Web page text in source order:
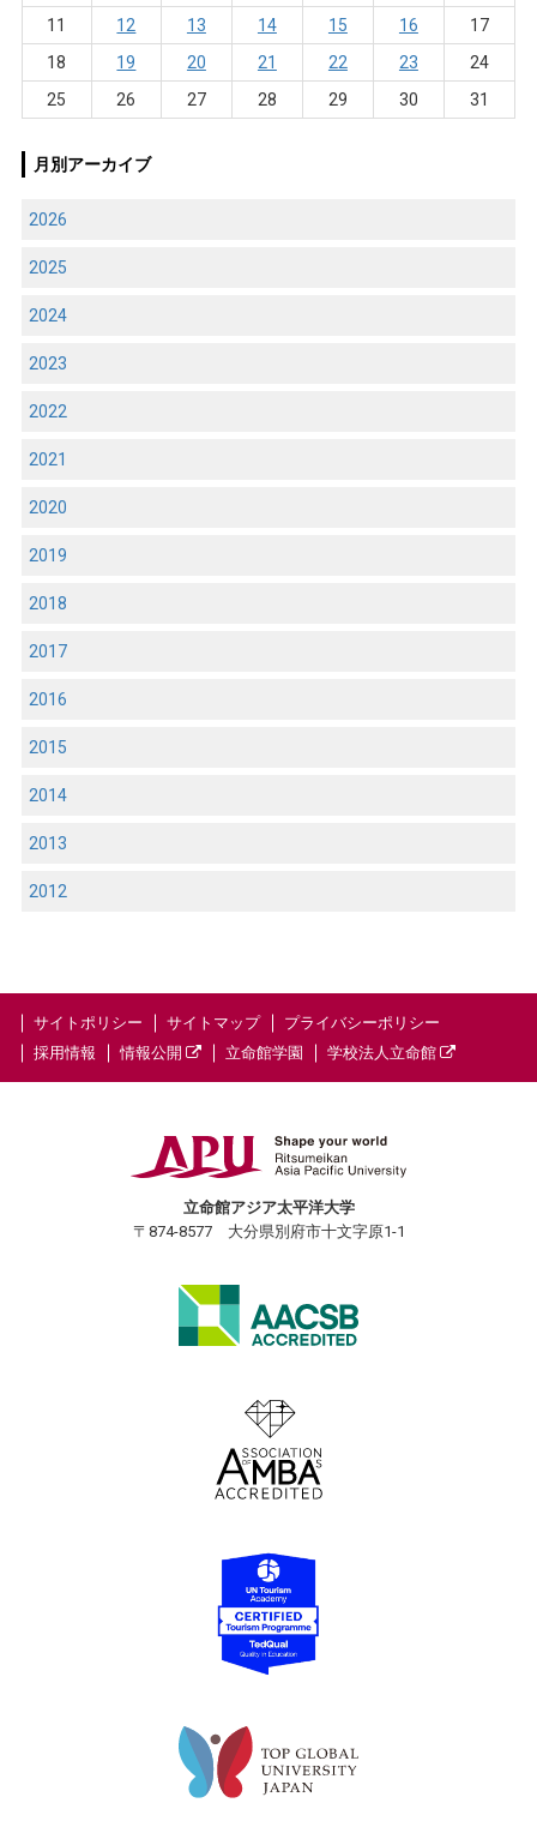
11
12 13 14 15 16
17
18
19 20 21 22 23
24
25
26 27 28 29 30 31
月別アーカイブ
2026
2025
2024
2023
2022
2021
2020
2019
2018
2017
2016
2015
2014
2013
2012
サイトポリシー サイトマップ
プライバシーポリシー
採用情報
情報公開 立命館学園 学校法人立命館
立命館アジア太平洋大学
〒874-8577 大分県別府市十文字原1-1